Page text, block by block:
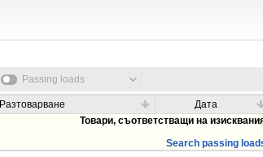
Passing loads
Разтоварване Дата
Товари, съответстващи на
Search passing